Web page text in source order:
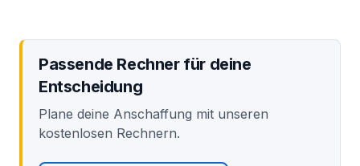
Passende Rechner für deine
Entscheidung
Plane deine Anschaffung mit unseren
kostenlosen Rechnern.